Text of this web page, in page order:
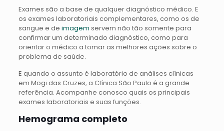
Exames são a base de qualquer diagnóstico médico. E
os exames laboratoriais complementares, como os de
sangue e de imagem servem não tão somente para
confirmar um determinado diagnóstico, como para
orientar o médico a tomar as melhores ações sobre o
problema de saúde.
E quando o assunto é laboratório de análises clínicas
em Mogi das Cruzes, a Clínica São Paulo é a grande
referência. Acompanhe conosco quais os principais
exames laboratoriais e suas funções.
Hemograma completo